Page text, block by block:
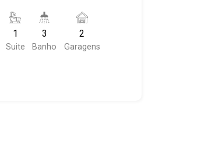
2 vagas, excelente
próximo Avenida Professor
1
Suite
3
Banho
2
Garagens